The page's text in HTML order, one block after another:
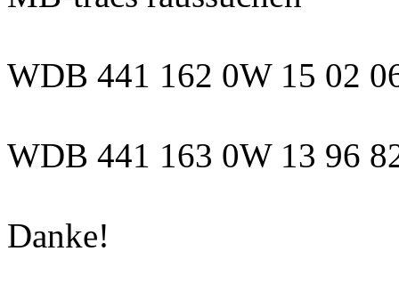
WDB 441 162 0W 15 02
WDB 441 163 0W 13 96
Danke!